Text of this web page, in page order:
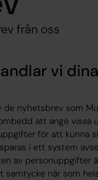
från oss
vi dina
nyhetsbrev som
att ange
för att kunna
i ett system
av personuppgifter
samtycke när som